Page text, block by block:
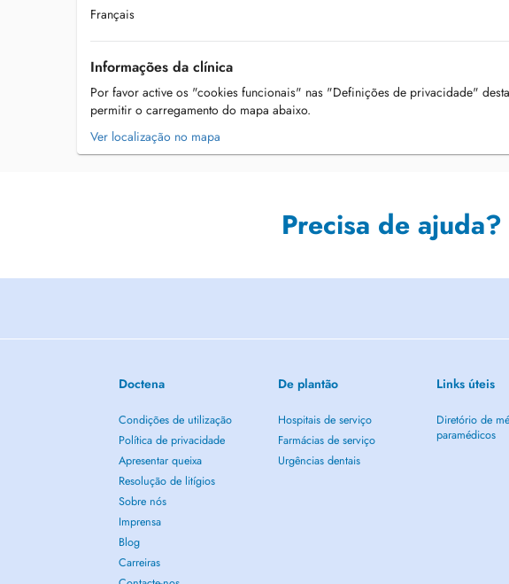
Français
Informações da clínica
Por favor active os "cookies funcionais" nas "Definições de privacidade"
permitir o carregamento do mapa abaixo.
Ver localização no mapa
Precisa de ajuda?
Doctena
Condições de utilização
Política de privacidade
Apresentar queixa
Resolução de litígios
Sobre nós
Imprensa
Blog
Carreiras
De plantão
Hospitais de serviço
Farmácias de serviço
Urgências dentais
Links úteis
Diretório de
paramédicos